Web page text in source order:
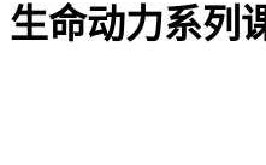
生命动力系列